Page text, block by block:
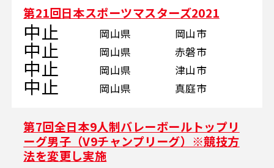
第21回日本スポーツマスターズ2021
中止 岡山県 岡山市
中止 岡山県 赤磐市
中止 岡山県 津山市
中止 岡山県 真庭市
第7回全日本9人制バレーボールトップリ
ーグ男子（V9チャンプリーグ）※競技方
法を変更し実施